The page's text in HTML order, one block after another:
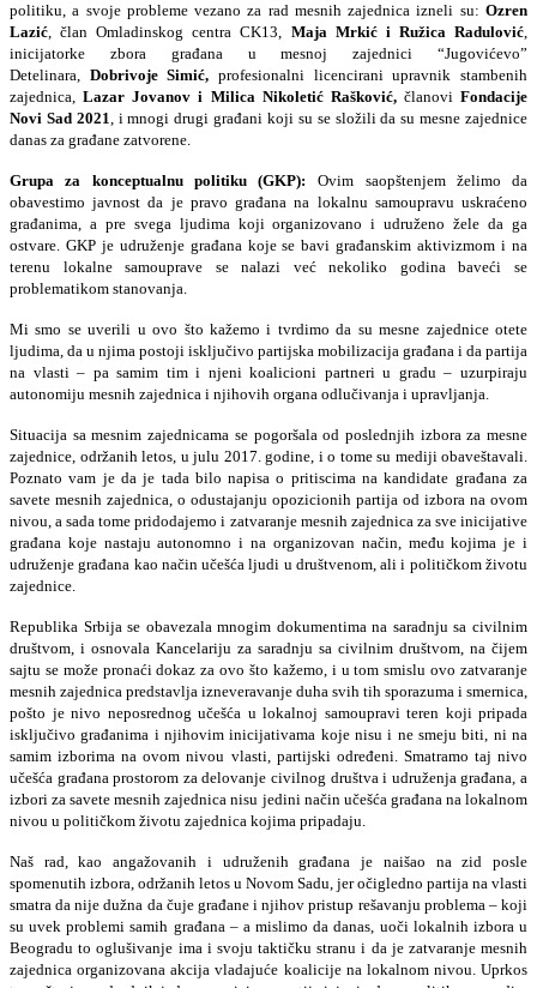
politiku, a svoje probleme vezano za rad mesnih zajednica izneli su: Ozren
Lazić, član Omladinskog centra CK13, Maja Mrkić i Ružica Radulović,
inicijatorke zbora građana u mesnoj zajednici “Jugovićevo”
Detelinara, Dobrivoje Simić,profesionalni licencirani upravnik stambenih
zajednica,Lazar Jovanov i Milica Nikoletić Rašković,članovi Fondacije
Novi Sad 2021, i mnogi drugi građani koji su se složili da su mesne zajednice
danas za građane zatvorene.
Grupa za konceptualnu politiku (GKP): Ovim saopštenjem želimo da
obavestimo javnost da je pravo građana na lokalnu samoupravu uskraćeno
građanima, a pre svega ljudima koji organizovano i udruženo žele da ga
ostvare. GKP je udruženje građana koje se bavi građanskim aktivizmom i na
terenu lokalne samouprave se nalazi već nekoliko godina baveći se
problematikom stanovanja.
Mi smo se uverili u ovo što kažemo i tvrdimo da su mesne zajednice otete
ljudima, da u njima postoji isključivo partijska mobilizacija građana i da partija
na vlasti – pa samim tim i njeni koalicioni partneri u gradu – uzurpiraju
autonomiju mesnih zajednica i njihovih organa odlučivanja i upravljanja.
Situacija sa mesnim zajednicama se pogoršala od poslednjih izbora za mesne
zajednice, održanih letos, u julu 2017. godine, i o tome su mediji obaveštavali.
Poznato vam je da je tada bilo napisa o pritiscima na kandidate građana za
savete mesnih zajednica, o odustajanju opozicionih partija od izbora na ovom
nivou, a sada tome pridodajemo i zatvaranje mesnih zajednica za sve inicijative
građana koje nastaju autonomno i na organizovan način, među kojima je i
udruženje građana kao način učešća ljudi u društvenom, ali i političkom životu
zajednice.
Republika Srbija se obavezala mnogim dokumentima na saradnju sa civilnim
društvom, i osnovala Kancelariju za saradnju sa civilnim društvom, na čijem
sajtu se može pronaći dokaz za ovo što kažemo, i u tom smislu ovo zatvaranje
mesnih zajednica predstavlja izneveravanje duha svih tih sporazuma i smernica,
pošto je nivo neposrednog učešća u lokalnoj samoupravi teren koji pripada
isključivo građanima i njihovim inicijativama koje nisu i ne smeju biti, ni na
samim izborima na ovom nivou vlasti, partijski određeni. Smatramo taj nivo
učešća građana prostorom za delovanje civilnog društva i udruženja građana, a
izbori za savete mesnih zajednica nisu jedini način učešća građana na lokalnom
nivou u političkom životu zajednica kojima pripadaju.
Naš rad, kao angažovanih i udruženih građana je naišao na zid posle
spomenutih izbora, održanih letos u Novom Sadu, jer očigledno partija na vlasti
smatra da nije dužna da čuje građane i njihov pristup rešavanju problema – koji
su uvek problemi samih građana – a mislimo da danas, uoči lokalnih izbora u
Beogradu to oglušivanje ima i svoju taktičku stranu i da je zatvaranje mesnih
zajednica organizovana akcija vladajuće koalicije na lokalnom nivou. Uprkos